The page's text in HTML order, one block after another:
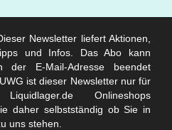
Newsletter liefert Aktionen,
und Infos. Das Abo kann
der E-Mail-Adresse beendet
ist dieser Newsletter nur für
Onlineshops
daher selbstständig ob Sie in
uns stehen.